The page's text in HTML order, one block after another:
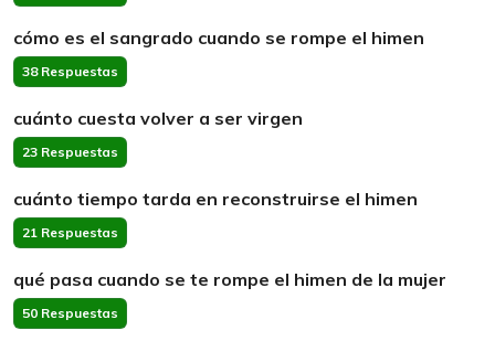
cómo es el sangrado cuando se rompe el himen
38 Respuestas
cuánto cuesta volver a ser virgen
23 Respuestas
cuánto tiempo tarda en reconstruirse el himen
21 Respuestas
qué pasa cuando se te rompe el himen de la mujer
50 Respuestas